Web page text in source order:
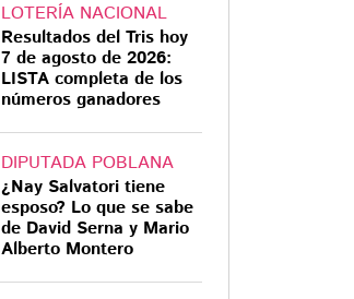
LOTERÍA NACIONAL
Resultados del Tris hoy
7 de agosto de 2026:
LISTA completa de los
números ganadores
DIPUTADA POBLANA
¿Nay Salvatori tiene
esposo? Lo que se sabe
de David Serna y Mario
Alberto Montero